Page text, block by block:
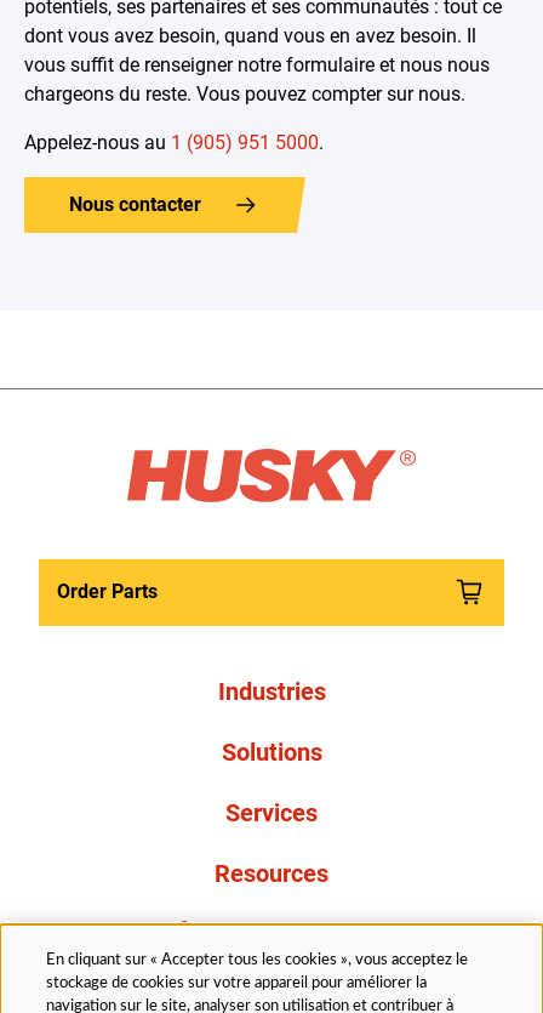
potentiels, ses partenaires et ses communautés : tout ce
dont vous avez besoin, quand vous en avez besoin. Il
vous suffit de renseigner notre formulaire et nous nous
chargeons du reste. Vous pouvez compter sur nous.
Appelez-nous au 1 (905) 951 5000.
Nous contacter
Order Parts
Industries
Solutions
Services
Resources
À propos de nous
En cliquant sur « Accepter tous les cookies », vous acceptez le
stockage de cookies sur votre appareil pour améliorer la
navigation sur le site, analyser son utilisation et contribuer à